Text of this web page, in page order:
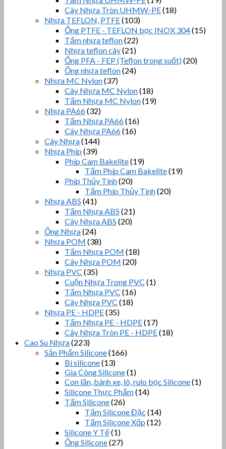
Cây Nhựa Tròn UHMW-PE(18)
Nhựa TEFLON, PTFE(103)
Ống PTFE - TEFLON bọc INOX 304(15)
Tấm nhựa teflon(22)
Nhựa teflon cây(21)
Ống PFA - FEP (Teflon trong suốt)(20)
Ống nhựa teflon(24)
Nhựa MC Nylon(37)
Cây Nhựa MC Nylon(18)
Tấm Nhựa MC Nylon(19)
Nhựa PA66(32)
Tấm Nhựa PA66(16)
Cây Nhựa PA66(16)
Cây Nhựa(144)
Nhựa Phíp (39)
Phíp Cam Bakelite(19)
Tấm Phíp Cam Bakelite(19)
Phíp Thủy Tinh(20)
Tấm Phíp Thủy Tinh(20)
Nhựa ABS (41)
Tấm Nhựa ABS (21)
Cây Nhựa ABS (20)
Ống Nhựa(24)
Nhựa POM (38)
Tấm Nhựa POM (18)
Cây Nhựa POM (20)
Nhựa PVC (35)
Cuộn Nhựa Trong PVC (1)
Tấm Nhựa PVC (16)
Cây Nhựa PVC (18)
Nhựa PE - HDPE(35)
Tấm Nhựa PE - HDPE(17)
Cây Nhựa Tròn PE - HDPE(18)
Cao Su Nhựa(223)
Sản Phẩm Silicone(166)
Bi silicone(13)
Gia Công Silicone(1)
Con lăn, bánh xe, lô, rulo bọc Silicone(1)
Silicone Thực Phẩm(14)
Tấm Silicone(26)
Tấm Silicone Đặc (14)
Tấm Silicone Xốp (12)
Silicone Y Tế(1)
Ống Silicone(27)